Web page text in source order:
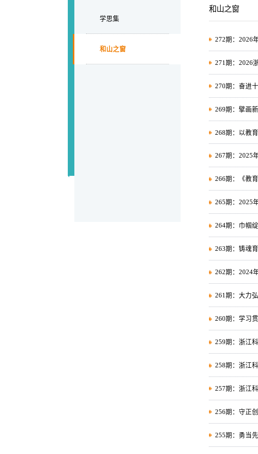
学思集
和山之窗
和山之窗
272期：2026
271期：2026
270期：奋进
269期：擘画
268期：以教
267期：2025
266期：《教
265期：2025
264期：巾帼
263期：铸魂
262期：2024
261期：大力
260期：学习
259期：浙江
258期：浙江
257期：浙江
256期：守正创
255期：勇当